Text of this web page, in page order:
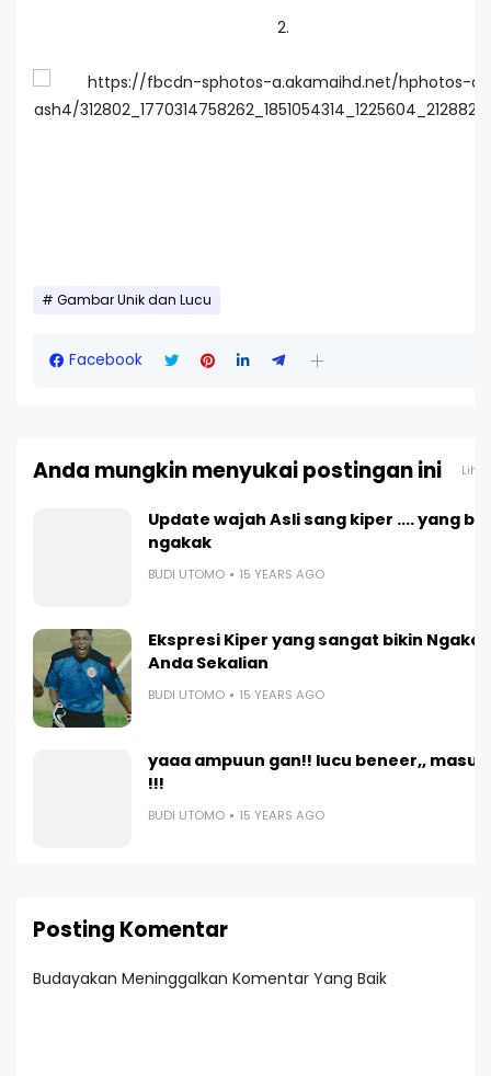
2.
Gambar Unik dan Lucu
Facebook
Anda mungkin menyukai postingan ini
Update wajah Asli sang kiper .... yang
ngakak
BUDI UTOMO 15 YEARS AGO
Ekspresi Kiper yang sangat bikin Ngakak
Anda Sekalian
BUDI UTOMO 15 YEARS AGO
yaaa ampuun gan!! lucu beneer,,
!!!
BUDI UTOMO 15 YEARS AGO
Posting Komentar
Budayakan Meninggalkan Komentar Yang Baik